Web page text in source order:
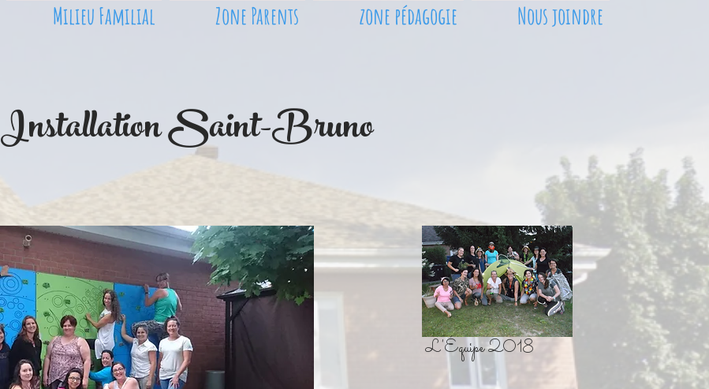
Milieu Familial Zone Parents zone pédagogie Nous joindre
Installation Saint-Bruno
L'Équipe 2018